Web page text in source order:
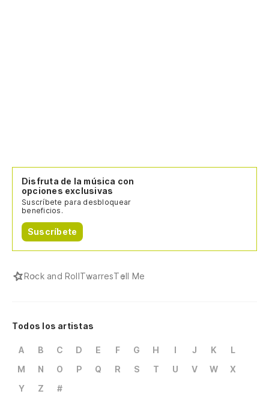
Disfruta de la música con
opciones exclusivas
Suscríbete para desbloquear
beneficios.
Suscríbete
Rock and RollTwarresTell Me
Todos los artistas
A B C D E F G H I J K
L
M
N O P Q R S T U V W
X
Y
Z #